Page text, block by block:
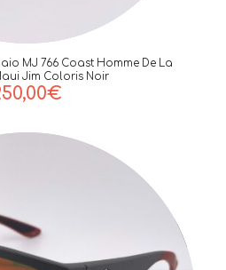
MJ 766 Coast Homme De La
Jim Coloris Noir
€